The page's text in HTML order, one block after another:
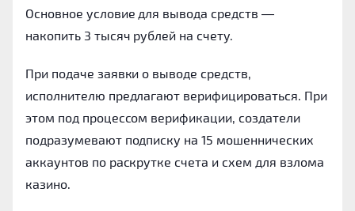
Основное условие для вывода средств ―
накопить 3 тысяч рублей на счету.
При подаче заявки о выводе средств,
исполнителю предлагают верифицироваться. При
этом под процессом верификации, создатели
подразумевают подписку на 15 мошеннических
аккаунтов по раскрутке счета и схем для взлома
казино.